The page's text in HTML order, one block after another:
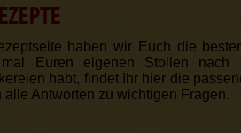
haben wir Euch die
Euren eigenen Stollen nach
habt, findet Ihr hier die
alle Antworten zu wichtigen Fragen.